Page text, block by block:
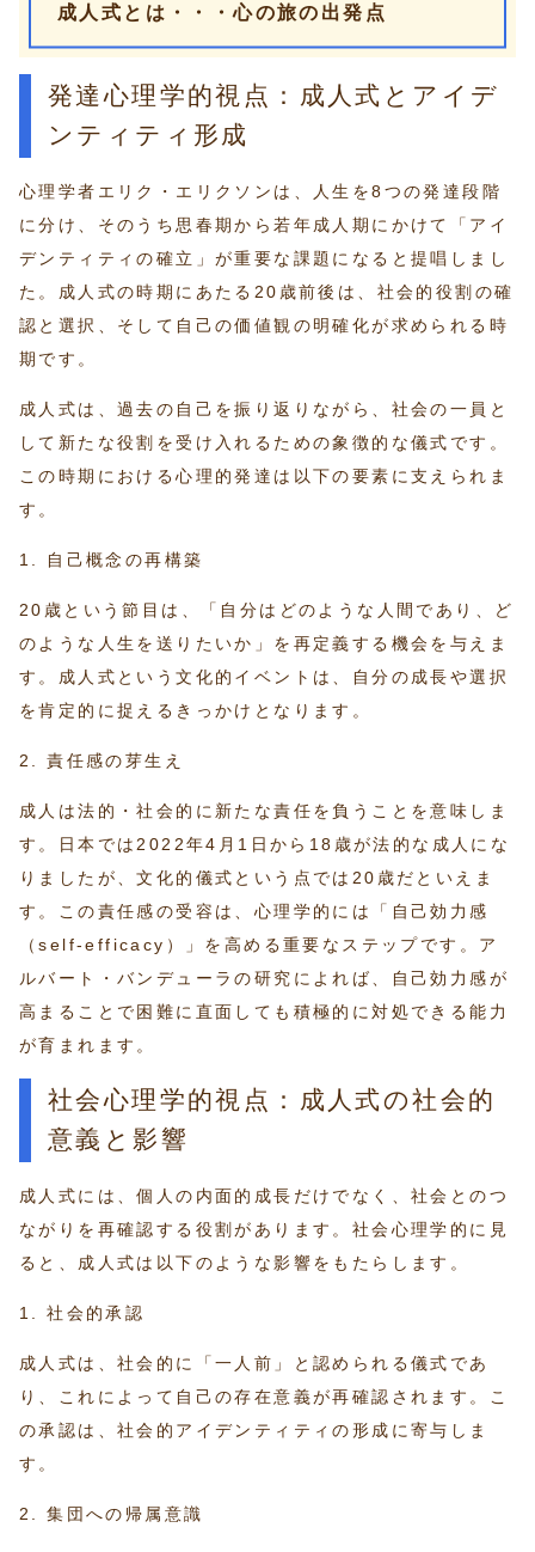
成人式とは・・・心の旅の出発点
発達心理学的視点：成人式とアイデ
ンティティ形成
心理学者エリク・エリクソンは、人生を8つの発達段階
に分け、そのうち思春期から若年成人期にかけて「アイ
デンティティの確立」が重要な課題になると提唱しまし
た。成人式の時期にあたる20歳前後は、社会的役割の確
認と選択、そして自己の価値観の明確化が求められる時
期です。
成人式は、過去の自己を振り返りながら、社会の一員と
して新たな役割を受け入れるための象徴的な儀式です。
この時期における心理的発達は以下の要素に支えられま
す。
1. 自己概念の再構築
20歳という節目は、「自分はどのような人間であり、ど
のような人生を送りたいか」を再定義する機会を与えま
す。成人式という文化的イベントは、自分の成長や選択
を肯定的に捉えるきっかけとなります。
2. 責任感の芽生え
成人は法的・社会的に新たな責任を負うことを意味しま
す。日本では2022年4月1日から18歳が法的な成人にな
りましたが、文化的儀式という点では20歳だといえま
す。この責任感の受容は、心理学的には「自己効力感
（self-efficacy）」を高める重要なステップです。ア
ルバート・バンデューラの研究によれば、自己効力感が
高まることで困難に直面しても積極的に対処できる能力
が育まれます。
社会心理学的視点：成人式の社会的
意義と影響
成人式には、個人の内面的成長だけでなく、社会とのつ
ながりを再確認する役割があります。社会心理学的に見
ると、成人式は以下のような影響をもたらします。
1. 社会的承認
成人式は、社会的に「一人前」と認められる儀式であ
り、これによって自己の存在意義が再確認されます。こ
の承認は、社会的アイデンティティの形成に寄与しま
す。
2. 集団への帰属意識